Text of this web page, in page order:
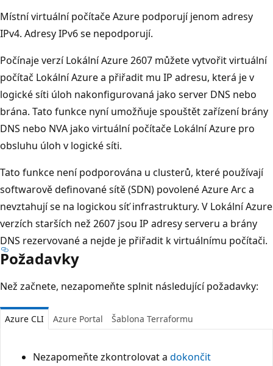
Místní virtuální počítače Azure podporují jenom adresy
IPv4. Adresy IPv6 se nepodporují.
Počínaje verzí Lokální Azure 2607 můžete vytvořit virtuální
počítač Lokální Azure a přiřadit mu IP adresu, která je v
logické síti úloh nakonfigurovaná jako server DNS nebo
brána. Tato funkce nyní umožňuje spouštět zařízení brány
DNS nebo NVA jako virtuální počítače Lokální Azure pro
obsluhu úloh v logické síti.
Tato funkce není podporována u clusterů, které používají
softwarově definované sítě (SDN) povolené Azure Arc a
nevztahují se na logickou síť infrastruktury. V Lokální Azure
verzích starších než 2607 jsou IP adresy serveru a brány
DNS rezervované a nejde je přiřadit k virtuálnímu počítači.
Požadavky
Než začnete, nezapomeňte splnit následující požadavky:
Azure CLI Azure Portal Šablona Terraformu
Nezapomeňte zkontrolovat a dokončit